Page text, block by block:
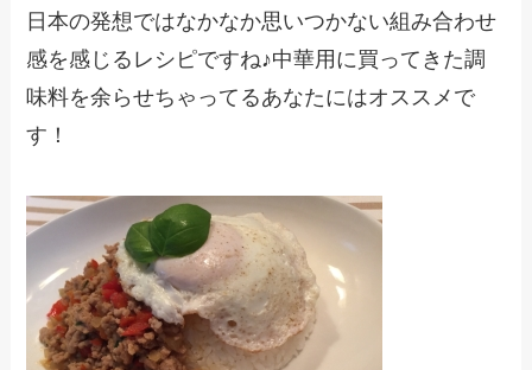
日本の発想ではなかなか思いつかない組み合わせ
感を感じるレシピですね♪中華用に買ってきた調
味料を余らせちゃってるあなたにはオススメで
す！